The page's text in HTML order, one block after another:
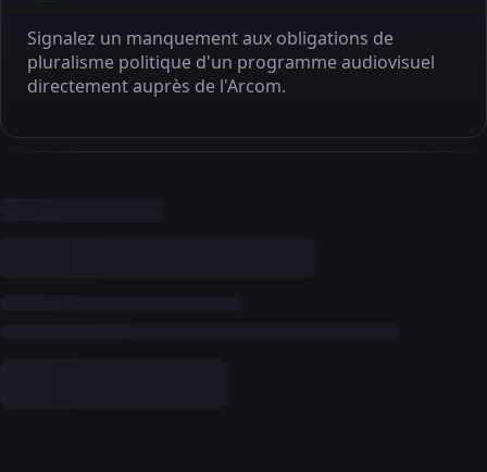
Signalez un manquement aux obligations de
pluralisme politique d'un programme audiovisuel
directement auprès de l'Arcom.